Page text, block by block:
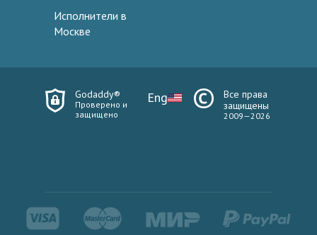
Исполнители в
Москве
Godaddy®
Проверено и
защищено
Eng
Все права
защищены
2009—2026